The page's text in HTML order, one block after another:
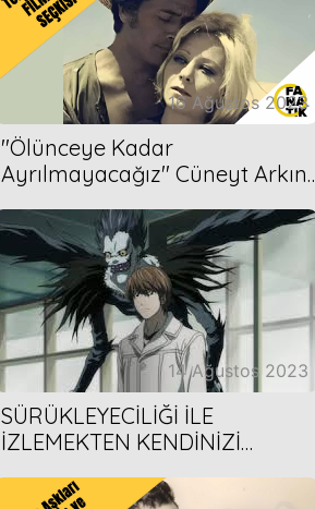
16 Ağustos 2023
''Ölünceye Kadar
Ayrılmayacağız'' Cüneyt Arkın-
14 Ağustos 2023
SÜRÜKLEYECİLİĞİ İLE
İZLEMEKTEN KENDİNİZİ
ÖNERİMİZ